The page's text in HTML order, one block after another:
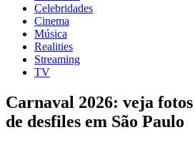
Celebridades
Cinema
Música
Realities
Streaming
TV
Carnaval 2026: veja
de desfiles em São Paulo